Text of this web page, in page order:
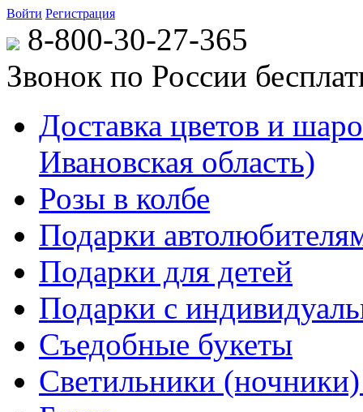
Войти Регистрация
8-800-30-27-365
Звонок по России
Доставка цветов и
Ивановская область)
Розы в колбе
Подарки
Подарки для детей
Подарки с
Съедобные букеты
Светильники